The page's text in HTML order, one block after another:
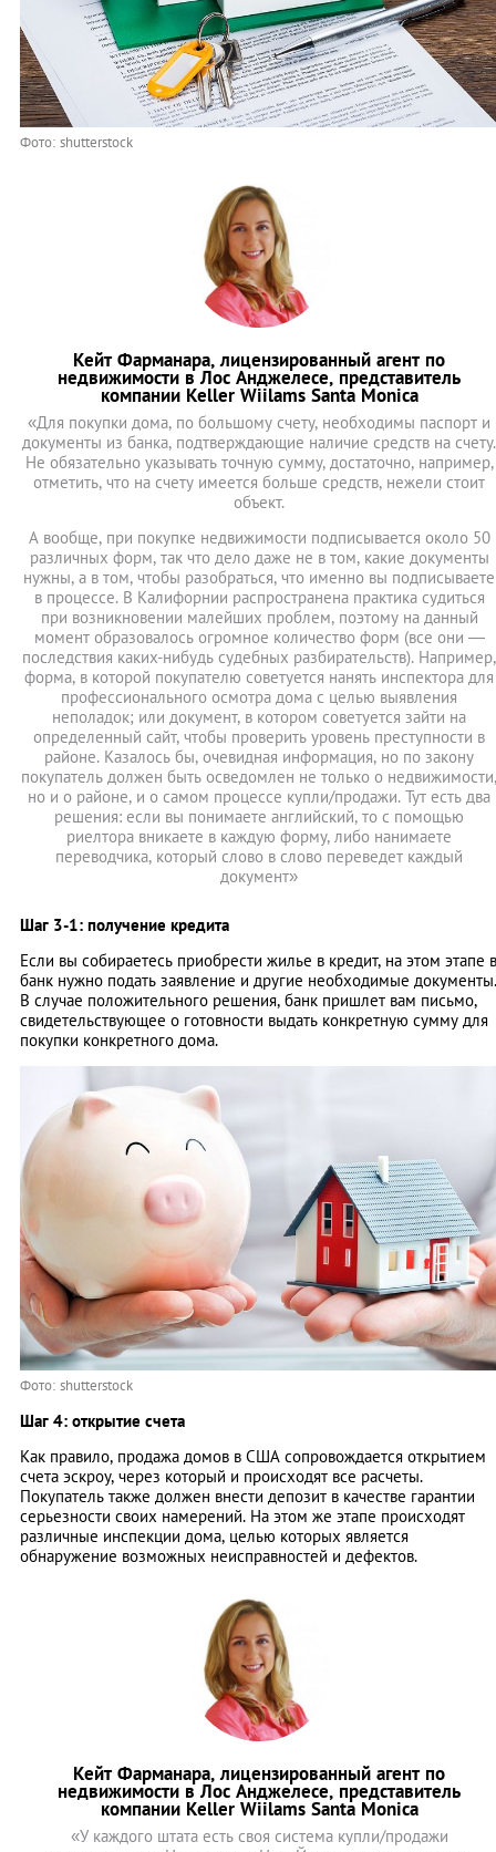
Фото: shutterstock
Кейт Фарманара, лицензированный агент по
недвижимости в Лос Анджелесе, представитель
компании Keller Wiilams Santa Monica
«Для покупки дома, по большому счету, необходимы паспорт и
документы из банка, подтверждающие наличие средств на счету.
Не обязательно указывать точную сумму, достаточно, например,
отметить, что на счету имеется больше средств, нежели стоит
объект.
А вообще, при покупке недвижимости подписывается около 50
различных форм, так что дело даже не в том, какие документы
нужны, а в том, чтобы разобраться, что именно вы подписываете
в процессе. В Калифорнии распространена практика судиться
при возникновении малейших проблем, поэтому на данный
момент образовалось огромное количество форм (все они —
последствия каких-нибудь судебных разбирательств). Например,
форма, в которой покупателю советуется нанять инспектора для
профессионального осмотра дома с целью выявления
неполадок; или документ, в котором советуется зайти на
определенный сайт, чтобы проверить уровень преступности в
районе. Казалось бы, очевидная информация, но по закону
покупатель должен быть осведомлен не только о недвижимости,
но и о районе, и о самом процессе купли/продажи. Тут есть два
решения: если вы понимаете английский, то с помощью
риелтора вникаете в каждую форму, либо нанимаете
переводчика, который слово в слово переведет каждый
документ»
Шаг 3-1: получение кредита
Если вы собираетесь приобрести жилье в кредит, на этом этапе в
банк нужно подать заявление и другие необходимые документы.
В случае положительного решения, банк пришлет вам письмо,
свидетельствующее о готовности выдать конкретную сумму для
покупки конкретного дома.
Фото: shutterstock
Шаг 4: открытие счета
Как правило, продажа домов в США сопровождается открытием
счета эскроу, через который и происходят все расчеты.
Покупатель также должен внести депозит в качестве гарантии
серьезности своих намерений. На этом же этапе происходят
различные инспекции дома, целью которых является
обнаружение возможных неисправностей и дефектов.
Кейт Фарманара, лицензированный агент по
недвижимости в Лос Анджелесе, представитель
компании Keller Wiilams Santa Monica
«У каждого штата есть своя система купли/продажи